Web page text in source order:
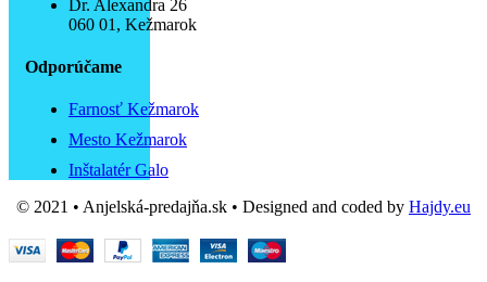
Dr. Alexandra 26
060 01, Kežmarok
Odporúčame
Farnosť Kežmarok
Mesto Kežmarok
Inštalatér Galo
© 2021 • Anjelská-predajňa.sk • Designed and coded by Hajdy.eu